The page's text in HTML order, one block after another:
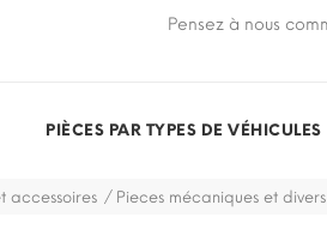
Pensez à nous
PIÈCES PAR TYPES DE VÉHICULES
accessoires Pieces mécaniques et divers